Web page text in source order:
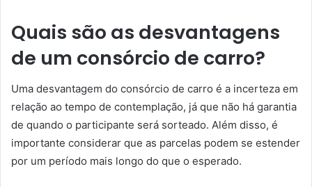
Quais são as desvantagens
de um consórcio de carro?
Uma desvantagem do consórcio de carro é a incerteza em
relação ao tempo de contemplação, já que não há garantia
de quando o participante será sorteado. Além disso, é
importante considerar que as parcelas podem se estender
por um período mais longo do que o esperado.